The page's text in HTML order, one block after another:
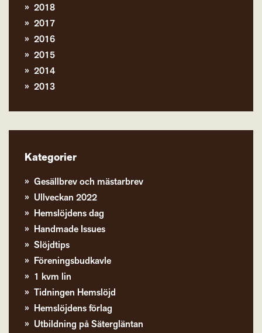
2018
2017
2016
2015
2014
2013
Kategorier
Gesällbrev och mästarbrev
Ullveckan 2022
Hemslöjdens dag
Handmade Issues
Slöjdtips
Föreningsbudkavle
1 kvm lin
Tidningen Hemslöjd
Hemslöjdens förlag
Utbildning på Sätergläntan